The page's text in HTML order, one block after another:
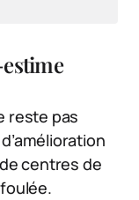
estime
reste pas
centres de